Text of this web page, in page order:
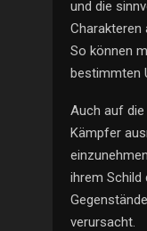
und die
Charakteren
So können
bestimmten
Auch auf
Kämpfer
ihrem Schild
verursacht.